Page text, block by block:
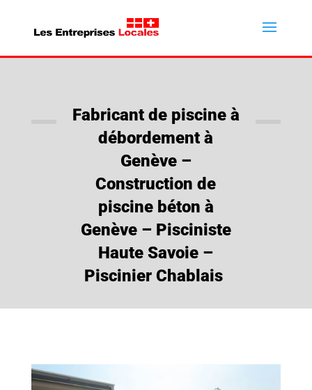
Fabricant de piscine à
débordement à
Genève –
Construction de
piscine béton à
Genève – Pisciniste
Haute Savoie –
Piscinier Chablais